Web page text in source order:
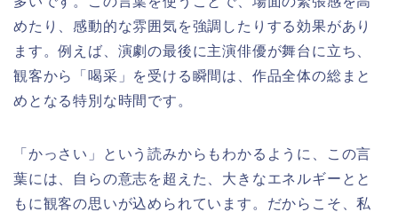
めたり、感動的な雰囲気を強調したりする効果があり
ます。例えば、演劇の最後に主演俳優が舞台に立ち、
観客から「喝采」を受ける瞬間は、作品全体の総まと
めとなる特別な時間です。
「かっさい」という読みからもわかるように、この言
葉には、自らの意志を超えた、大きなエネルギーとと
もに観客の思いが込められています。だからこそ、私